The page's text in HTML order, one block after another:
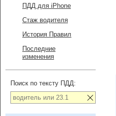
ПДД для iPhone
Стаж водителя
История Правил
Последние
изменения
Поиск по тексту ПДД: